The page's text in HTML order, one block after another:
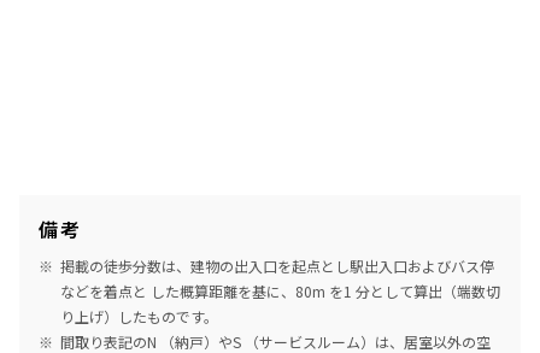
備考
掲載の徒歩分数は、建物の出入口を起点とし駅出入口およびバス停
などを着点と した概算距離を基に、80m を1 分として算出（端数切
り上げ）したものです。
間取り表記のN （納戸）やS （サービスルーム）は、居室以外の空